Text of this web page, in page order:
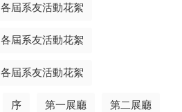
各屆系友活動花絮
各屆系友活動花絮
各屆系友活動花絮
序 第一展廳 第二展廳